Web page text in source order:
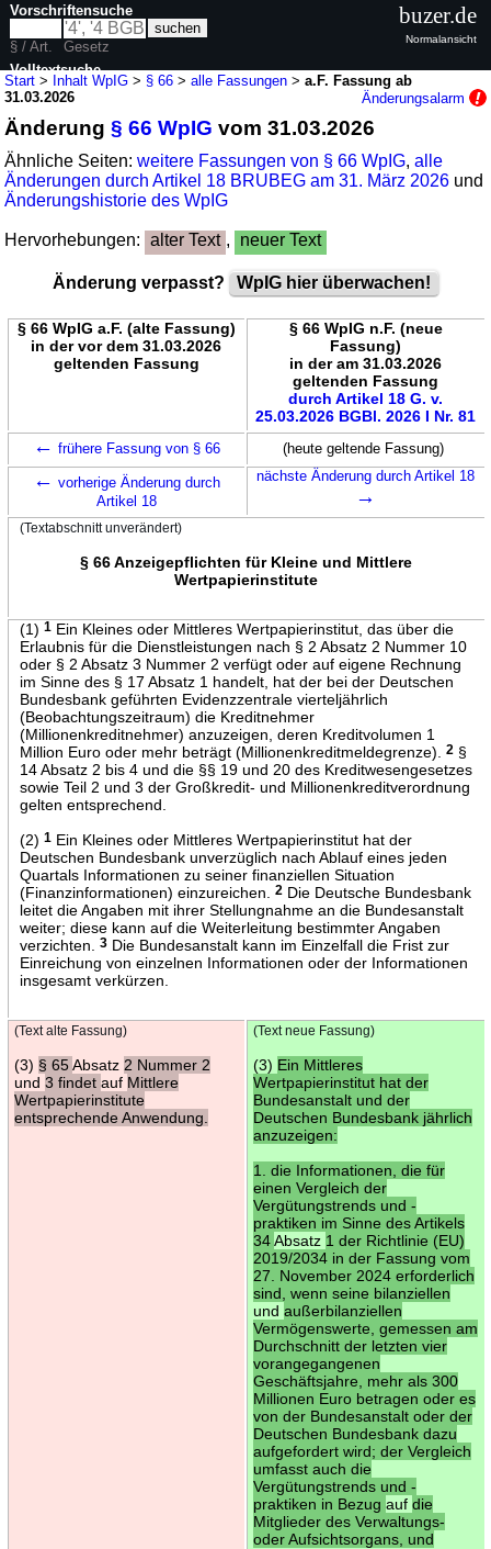
Start > Inhalt WpIG > § 66 >alle Fassungen >a.F. Fassung ab
31.03.2026
Änderungsalarm
Änderung§ 66 WpIG vom 31.03.2026
Ähnliche Seiten:weitere Fassungen von § 66 WpIG,alle
Änderungen durch Artikel 18 BRUBEG am 31. März 2026 und
Änderungshistorie des WpIG
Hervorhebungen: alter Text , neuer Text
Änderung verpasst? WpIG hier überwachen!
§ 66 WpIG a.F. (alte Fassung)
in der vor dem 31.03.2026
geltenden Fassung
§ 66 WpIG n.F. (neue
Fassung)
in der am 31.03.2026
geltenden Fassung
durch Artikel 18 G. v.
25.03.2026 BGBl. 2026 I Nr. 81
← frühere Fassung von § 66 (heute geltende Fassung)
← vorherige Änderung durch
Artikel 18
nächste Änderung durch Artikel 18
→
(Textabschnitt unverändert)
§ 66 Anzeigepflichten für Kleine und Mittlere
Wertpapierinstitute
(1) 1Ein Kleines oder Mittleres Wertpapierinstitut, das über die
Erlaubnis für die Dienstleistungen nach § 2 Absatz 2 Nummer 10
oder § 2 Absatz 3 Nummer 2 verfügt oder auf eigene Rechnung
im Sinne des § 17 Absatz 1 handelt, hat der bei der Deutschen
Bundesbank geführten Evidenzzentrale vierteljährlich
(Beobachtungszeitraum) die Kreditnehmer
(Millionenkreditnehmer) anzuzeigen, deren Kreditvolumen 1
Million Euro oder mehr beträgt (Millionenkreditmeldegrenze).
2§
14 Absatz 2 bis 4 und die §§ 19 und 20 des Kreditwesengesetzes
sowie Teil 2 und 3 der Großkredit- und Millionenkreditverordnung
gelten entsprechend.
(2) 1Ein Kleines oder Mittleres Wertpapierinstitut hat der
Deutschen Bundesbank unverzüglich nach Ablauf eines jeden
Quartals Informationen zu seiner finanziellen Situation
(Finanzinformationen) einzureichen.
2Die Deutsche Bundesbank
leitet die Angaben mit ihrer Stellungnahme an die Bundesanstalt
weiter; diese kann auf die Weiterleitung bestimmter Angaben
verzichten.
3Die Bundesanstalt kann im Einzelfall die Frist zur
Einreichung von einzelnen Informationen oder der Informationen
insgesamt verkürzen.
(Text alte Fassung)
(3) § 65Absatz 2 Nummer 2
und 3 findet auf Mittlere
Wertpapierinstitute
entsprechende Anwendung.
(Text neue Fassung)
(3) Ein Mittleres
Wertpapierinstitut hat der
Bundesanstalt und der
Deutschen Bundesbank jährlich
anzuzeigen:
1. die Informationen, die für
einen Vergleich der
Vergütungstrends und -
praktiken im Sinne des Artikels
34Absatz 1 der Richtlinie (EU)
2019/2034 in der Fassung vom
27. November 2024 erforderlich
sind, wenn seine bilanziellen
und außerbilanziellen
Vermögenswerte, gemessen am
Durchschnitt der letzten vier
vorangegangenen
Geschäftsjahre, mehr als 300
Millionen Euro betragen oder es
von der Bundesanstalt oder der
Deutschen Bundesbank dazu
aufgefordert wird; der Vergleich
umfasst auch die
Vergütungstrends und -
praktiken in Bezug auf die
Mitglieder des Verwaltungs-
oder Aufsichtsorgans, und
Vorschriftensuche
§ / Art.
Gesetz
Volltextsuche
buzer.de
Normalansicht